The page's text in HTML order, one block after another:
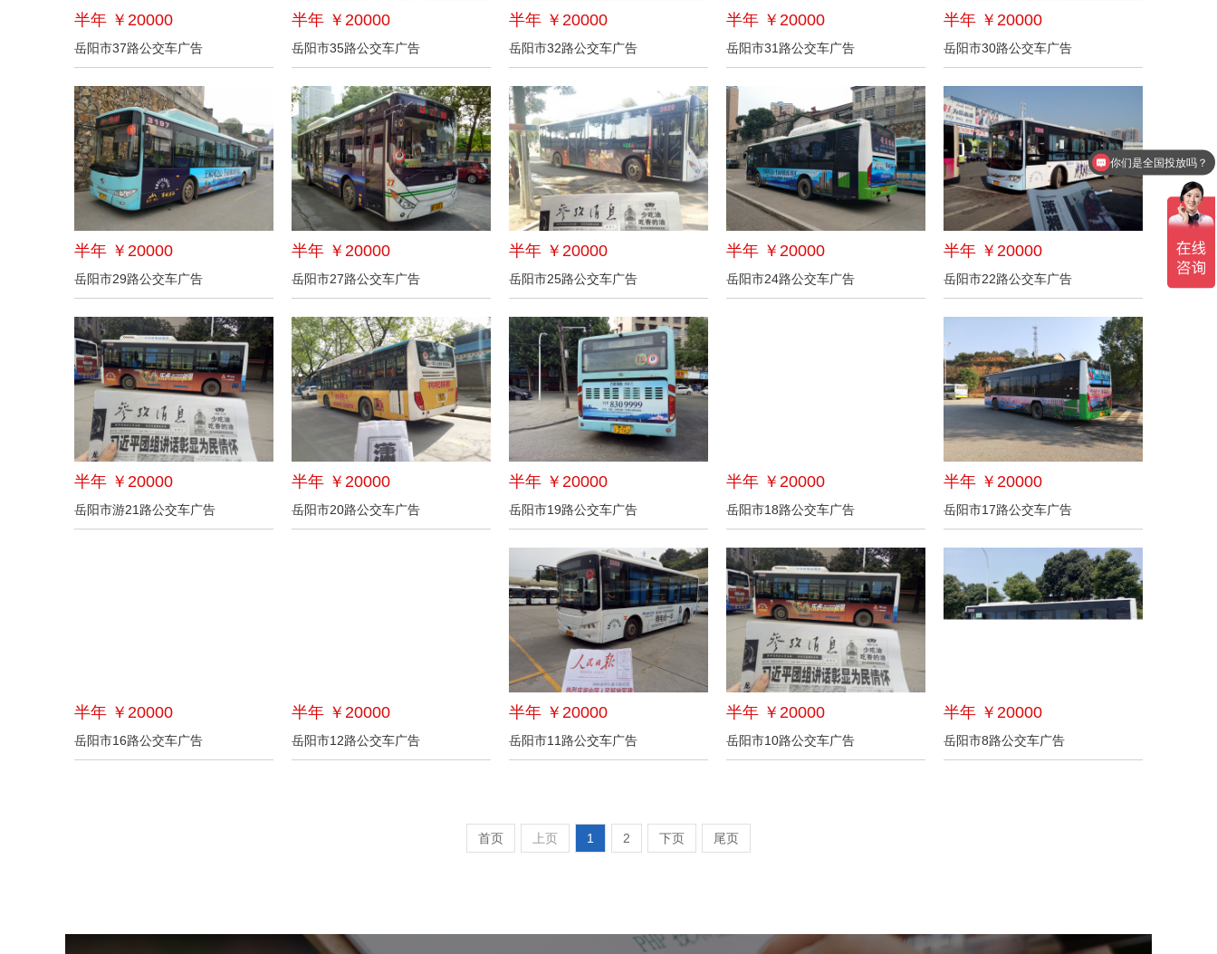
半年 ￥20000
岳阳市37路公交车广告
半年 ￥20000
岳阳市35路公交车广告
半年 ￥20000
岳阳市32路公交车广告
半年 ￥20000
岳阳市31路公交车广告
半年 ￥20000
岳阳市30路公交车广告
半年 ￥20000
岳阳市29路公交车广告
半年 ￥20000
岳阳市27路公交车广告
半年 ￥20000
岳阳市25路公交车广告
半年 ￥20000
岳阳市24路公交车广告
半年 ￥20000
岳阳市22路公交车广告
半年 ￥20000
岳阳市游21路公交车广告
半年 ￥20000
岳阳市20路公交车广告
半年 ￥20000
岳阳市19路公交车广告
半年 ￥20000
岳阳市18路公交车广告
半年 ￥20000
岳阳市17路公交车广告
半年 ￥20000
岳阳市16路公交车广告
半年 ￥20000
岳阳市12路公交车广告
半年 ￥20000
岳阳市11路公交车广告
半年 ￥20000
岳阳市10路公交车广告
半年 ￥20000
岳阳市8路公交车广告
首页 上页 1 2 下页 尾页
你们是全国投放吗？